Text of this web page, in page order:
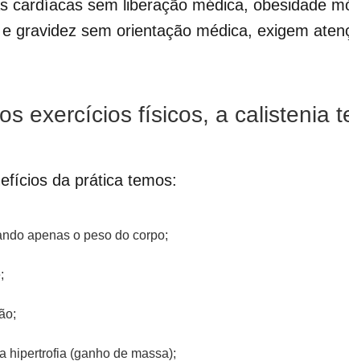
cardíacas sem liberação médica, obesidade
gravidez sem orientação médica, exigem
exercícios físicos, a calistenia
da prática temos:
apenas o peso do corpo;
hipertrofia (ganho de massa);